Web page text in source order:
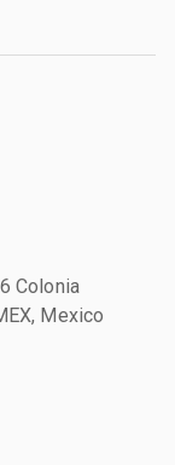
Colonia
Mexico